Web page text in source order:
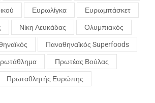
Ευρωλίγκα Ευρωμπάσκετ
Νίκη Λευκάδας Ολυμπιακός
Παναθηναϊκός Superfoods
Πρωτέας Βούλας
Πρωταθλητής Ευρώπης